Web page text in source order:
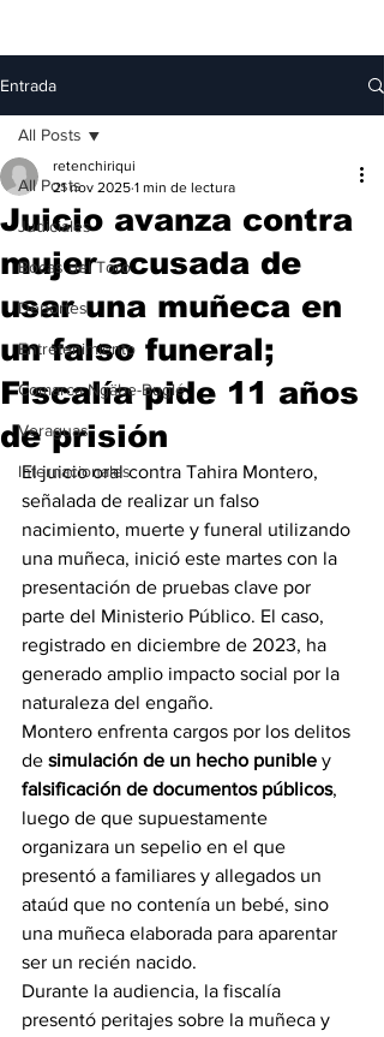
Entrada
All Posts
Judiciales
Bocas del Toro
Deportes
Entretenimiento
Comarca Ngäbe-Buglé
Veraguas
Internacionales
All Posts
Juicio avanza contra
mujer acusada de
usar una muñeca en
un falso funeral;
Fiscalía pide 11 años
de prisión
retenchiriqui
21 nov 2025 1 min de lectura
El juicio oral contra Tahira Montero,
señalada de realizar un falso
nacimiento, muerte y funeral utilizando
una muñeca, inició este martes con la
presentación de pruebas clave por
parte del Ministerio Público. El caso,
registrado en diciembre de 2023, ha
generado amplio impacto social por la
naturaleza del engaño.
Montero enfrenta cargos por los delitos
de simulación de un hecho punible y
falsificación de documentos públicos,
luego de que supuestamente
organizara un sepelio en el que
presentó a familiares y allegados un
ataúd que no contenía un bebé, sino
una muñeca elaborada para aparentar
ser un recién nacido.
Durante la audiencia, la fiscalía
presentó peritajes sobre la muñeca y